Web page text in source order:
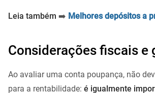
Leia também ➡️ Melhores depósitos a
Considerações fiscais e
Ao avaliar uma conta poupança, não
para a rentabilidade: é igualmente